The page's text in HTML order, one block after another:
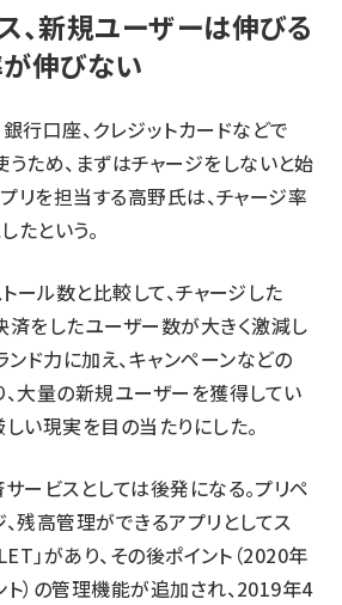
、新規ユーザーは伸びる
が伸びない
行口座、クレジットカードなどで
うため、まずはチャージをしないと始
リを担当する高野氏は、チャージ率
たという。
ール数と比較して、チャージした
済をしたユーザー数が大きく激減し
ド力に加え、キャンペーンなどの
大量の新規ユーザーを獲得してい
い現実を目の当たりにした。
ービスとしては後発になる。プリペ
残高管理ができるアプリとしてス
」があり、その後ポイント（2020年
）の管理機能が追加され、2019年4